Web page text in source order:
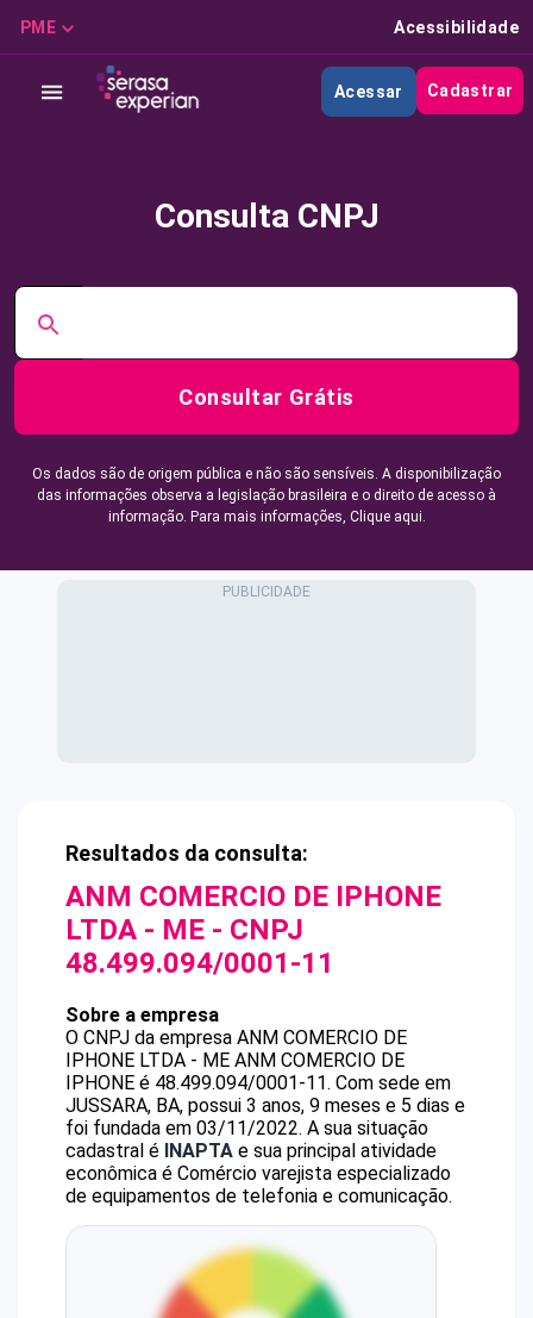
PME Acessibilidade
Acessar Cadastrar
Consulta CNPJ
Consultar Grátis
Os dados são de origem pública e não são sensíveis. A disponibilização
das informações observa a legislação brasileira e o direito de acesso à
informação. Para mais informações, Clique aqui.
Resultados da consulta:
ANM COMERCIO DE IPHONE
LTDA - ME - CNPJ
48.499.094/0001-11
Sobre a empresa
O CNPJ da empresa ANM COMERCIO DE
IPHONE LTDA - ME ANM COMERCIO DE
IPHONE é 48.499.094/0001-11. Com sede em
JUSSARA, BA, possui 3 anos, 9 meses e 5 dias e
foi fundada em 03/11/2022. A sua situação
cadastral é INAPTA e sua principal atividade
econômica é Comércio varejista especializado
de equipamentos de telefonia e comunicação.